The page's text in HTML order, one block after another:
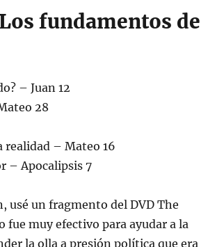
fundamentos de
– Juan 12
28
realidad – Mateo 16
– Apocalipsis 7
usé un fragmento del DVD The
muy efectivo para ayudar a la
la olla a presión política que era